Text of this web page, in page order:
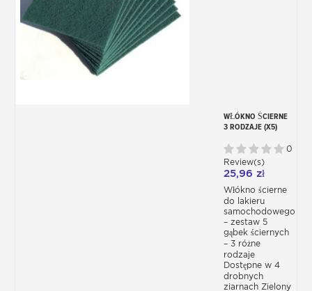
WŁÓKNO ŚCIERNE
3 RODZAJE (X5)
0
Review(s)
25,96 zł
Włókno ścierne
do lakieru
samochodowego
– zestaw 5
gąbek ściernych
– 3 różne
rodzaje
Dostępne w 4
drobnych
ziarnach Zielony